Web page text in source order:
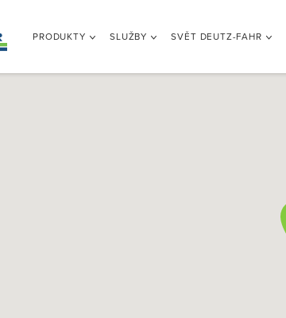
PRODUKTY SLUŽBY SVĚT DEUTZ-FAHR